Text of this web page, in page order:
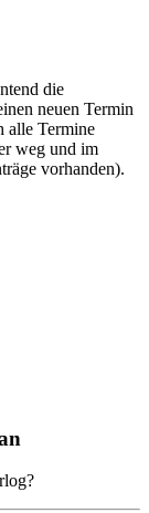
die
neuen Termin
alle Termine
weg und im
vorhanden).